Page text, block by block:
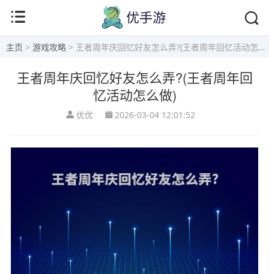
主页 > 游戏攻略 > 王者周年庆回忆好友怎么弄?(王者周年回忆活动怎么做)
王者周年庆回忆好友怎么弄?(王者周年回
忆活动怎么做)
优优 2026-03-04 12:01:52